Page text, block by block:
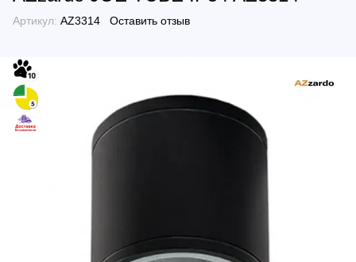
Артикул: AZ3314 Оставить отзыв